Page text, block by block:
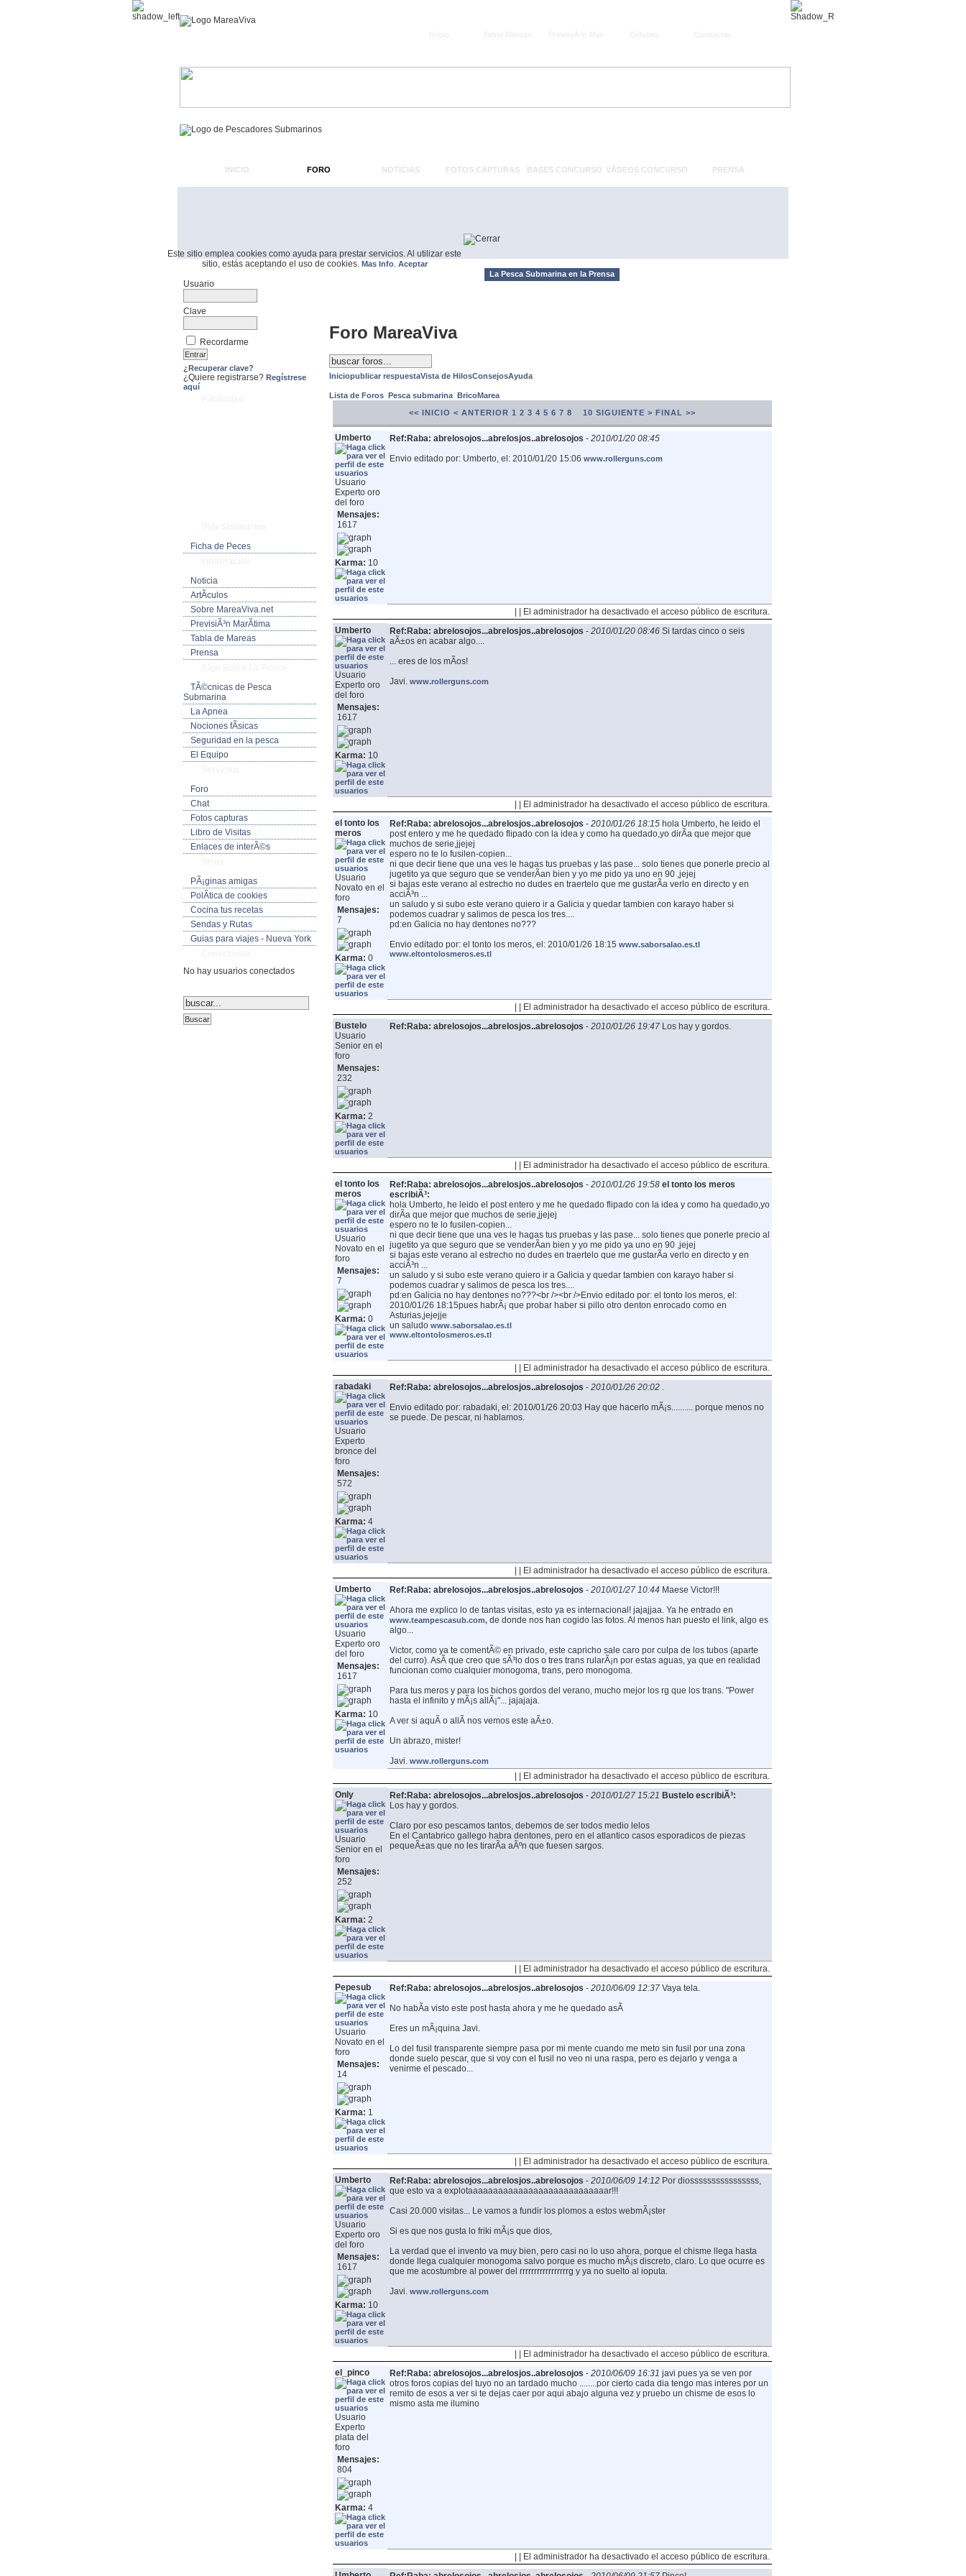
Este sitio emplea cookies como ayuda para prestar servicios. Al utilizar este
sitio, estás aceptando el uso de cookies. Mas Info. Aceptar
INICIO FORO NOTICIAS FOTOS CAPTURAS BASES CONCURSO VÃ­DEOS CONCURSO PRENSA
Formulario De Acceso
Usuario
Clave
Recordarme
¿Recuperar clave?
¿Quiere registrarse? Regístrese
aquí
Ficha de Peces
Noticia
ArtÃ­culos
Sobre MareaViva.net
PrevisiÃ³n MarÃ­tima
Tabla de Mareas
Prensa
TÃ©cnicas de Pesca
Submarina
La Apnea
Nociones fÃ­sicas
Seguridad en la pesca
El Equipo
Foro
Chat
Fotos capturas
Libro de Visitas
Enlaces de interÃ©s
PÃ¡ginas amigas
PolÃ­tica de cookies
Cocina tus recetas
Sendas y Rutas
Guias para viajes - Nueva York
No hay usuarios conectados
La Pesca Submarina en la Prensa
Foro MareaViva
Iniciopublicar respuestaVista de HilosConsejosAyuda
Lista de Foros Pesca submarina BricoMarea
<< INICIO < ANTERIOR 1 2 3 4 5 6 7 8 10 SIGUIENTE > FINAL >>
Umberto
Usuario
Experto oro
del foro
Mensajes:
1617
Karma: 10
Ref:Raba: abrelosojos...abrelosjos..abrelosojos - 2010/01/20 08:45
Envio editado por: Umberto, el: 2010/01/20 15:06 www.rollerguns.com
| | El administrador ha desactivado el acceso público de escritura.
Umberto
Usuario
Experto oro
del foro
Mensajes:
1617
Karma: 10
Ref:Raba: abrelosojos...abrelosjos..abrelosojos - 2010/01/20 08:46 Si tardas cinco o seis
aÃ±os en acabar algo....
... eres de los mÃ­os!
Javi. www.rollerguns.com
| | El administrador ha desactivado el acceso público de escritura.
el tonto los
meros
Usuario
Novato en el
foro
Mensajes:
7
Karma: 0
Ref:Raba: abrelosojos...abrelosjos..abrelosojos - 2010/01/26 18:15 hola Umberto, he leido el
post entero y me he quedado flipado con la idea y como ha quedado,yo dirÃ­a que mejor que
muchos de serie,jjejej
espero no te lo fusilen-copien...
ni que decir tiene que una ves le hagas tus pruebas y las pase... solo tienes que ponerle precio al
jugetito ya que seguro que se venderÃ­an bien y yo me pido ya uno en 90 ,jejej
si bajas este verano al estrecho no dudes en traertelo que me gustarÃ­a verlo en directo y en
acciÃ³n ...
un saludo y si subo este verano quiero ir a Galicia y quedar tambien con karayo haber si
podemos cuadrar y salimos de pesca los tres....
pd:en Galicia no hay dentones no???
Envio editado por: el tonto los meros, el: 2010/01/26 18:15 www.saborsalao.es.tl
www.eltontolosmeros.es.tl
| | El administrador ha desactivado el acceso público de escritura.
Bustelo
Usuario
Senior en el
foro
Mensajes:
232
Karma: 2
Ref:Raba: abrelosojos...abrelosjos..abrelosojos - 2010/01/26 19:47 Los hay y gordos.
| | El administrador ha desactivado el acceso público de escritura.
el tonto los
meros
Usuario
Novato en el
foro
Mensajes:
7
Karma: 0
Ref:Raba: abrelosojos...abrelosjos..abrelosojos - 2010/01/26 19:58 el tonto los meros
escribiÃ³:
hola Umberto, he leido el post entero y me he quedado flipado con la idea y como ha quedado,yo
dirÃ­a que mejor que muchos de serie,jjejej
espero no te lo fusilen-copien...
ni que decir tiene que una ves le hagas tus pruebas y las pase... solo tienes que ponerle precio al
jugetito ya que seguro que se venderÃ­an bien y yo me pido ya uno en 90 ,jejej
si bajas este verano al estrecho no dudes en traertelo que me gustarÃ­a verlo en directo y en
acciÃ³n ...
un saludo y si subo este verano quiero ir a Galicia y quedar tambien con karayo haber si
podemos cuadrar y salimos de pesca los tres....
pd:en Galicia no hay dentones no???<br /><br />Envio editado por: el tonto los meros, el:
2010/01/26 18:15pues habrÃ¡ que probar haber si pillo otro denton enrocado como en
Asturias,jejejje
un saludo www.saborsalao.es.tl
www.eltontolosmeros.es.tl
| | El administrador ha desactivado el acceso público de escritura.
rabadaki
Usuario
Experto
bronce del
foro
Mensajes:
572
Karma: 4
Ref:Raba: abrelosojos...abrelosjos..abrelosojos - 2010/01/26 20:02 .
Envio editado por: rabadaki, el: 2010/01/26 20:03 Hay que hacerlo mÃ¡s.......... porque menos no
se puede. De pescar, ni hablamos.
| | El administrador ha desactivado el acceso público de escritura.
Umberto
Usuario
Experto oro
del foro
Mensajes:
1617
Karma: 10
Ref:Raba: abrelosojos...abrelosjos..abrelosojos - 2010/01/27 10:44 Maese Victor!!!
Ahora me explico lo de tantas visitas, esto ya es internacional! jajajjaa. Ya he entrado en
www.teampescasub.com,de donde nos han cogido las fotos. Al menos han puesto el link, algo es
algo...
Victor, como ya te comentÃ© en privado, este capricho sale caro por culpa de los tubos (aparte
del curro). AsÃ­ que creo que sÃ³lo dos o tres trans rularÃ¡n por estas aguas, ya que en realidad
funcionan como cualquier monogoma, trans, pero monogoma.
Para tus meros y para los bichos gordos del verano, mucho mejor los rg que los trans. "Power
hasta el infinito y mÃ¡s allÃ¡"... jajajaja.
A ver si aquÃ­ o allÃ­ nos vemos este aÃ±o.
Un abrazo, mister!
Javi. www.rollerguns.com
| | El administrador ha desactivado el acceso público de escritura.
Only
Usuario
Senior en el
foro
Mensajes:
252
Karma: 2
Ref:Raba: abrelosojos...abrelosjos..abrelosojos - 2010/01/27 15:21 Bustelo escribiÃ³:
Los hay y gordos.
Claro por eso pescamos tantos, debemos de ser todos medio lelos
En el Cantabrico gallego habra dentones, pero en el atlantico casos esporadicos de piezas
pequeÃ±as que no les tirarÃ­a aÃºn que fuesen sargos.
| | El administrador ha desactivado el acceso público de escritura.
Pepesub
Usuario
Novato en el
foro
Mensajes:
14
Karma: 1
Ref:Raba: abrelosojos...abrelosjos..abrelosojos - 2010/06/09 12:37 Vaya tela.
No habÃ­a visto este post hasta ahora y me he quedado asÃ­
Eres un mÃ¡quina Javi.
Lo del fusil transparente siempre pasa por mi mente cuando me meto sin fusil por una zona
donde suelo pescar, que si voy con el fusil no veo ni una raspa, pero es dejarlo y venga a
venirme el pescado...
| | El administrador ha desactivado el acceso público de escritura.
Umberto
Usuario
Experto oro
del foro
Mensajes:
1617
Karma: 10
Ref:Raba: abrelosojos...abrelosjos..abrelosojos - 2010/06/09 14:12 Por diossssssssssssssss,
que esto va a explotaaaaaaaaaaaaaaaaaaaaaaaaaaaar!!!
Casi 20.000 visitas... Le vamos a fundir los plomos a estos webmÃ¡ster
Si es que nos gusta lo friki mÃ¡s que dios,
La verdad que el invento va muy bien, pero casi no lo uso ahora, porque el chisme llega hasta
donde llega cualquier monogoma salvo porque es mucho mÃ¡s discreto, claro. Lo que ocurre es
que me acostumbre al power del rrrrrrrrrrrrrrrrrg y ya no suelto al ioputa.
Javi. www.rollerguns.com
| | El administrador ha desactivado el acceso público de escritura.
el_pinco
Usuario
Experto
plata del
foro
Mensajes:
804
Karma: 4
Ref:Raba: abrelosojos...abrelosjos..abrelosojos - 2010/06/09 16:31 javi pues ya se ven por
otros foros copias del tuyo no an tardado mucho ........por cierto cada dia tengo mas interes por un
remito de esos a ver si te dejas caer por aqui abajo alguna vez y pruebo un chisme de esos lo
mismo asta me ilumino
| | El administrador ha desactivado el acceso público de escritura.